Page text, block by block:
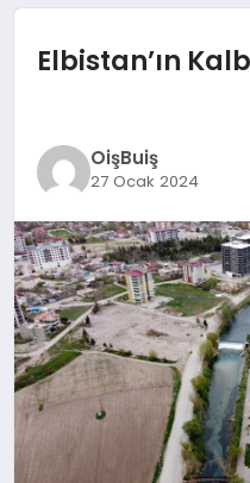
EKONOMİ
GÜNCEL
SPOR
YAŞAM
Elbistan’ın
OişBuiş
27 Ocak 2024